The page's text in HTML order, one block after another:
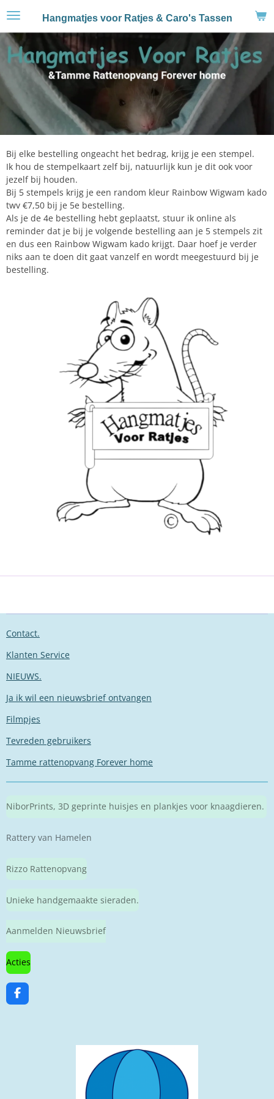
Ga
naar
hoofdinhoud
Hangmatjes voor Ratjes & Caro's Tassen
Bij elke bestelling ongeacht het bedrag, krijg je een stempel.
Ik hou de stempelkaart zelf bij, natuurlijk kun je dit ook voor
jezelf bij houden.
Bij 5 stempels krijg je een random kleur Rainbow Wigwam kado
twv €7,50 bij je 5e bestelling.
Als je de 4e bestelling hebt geplaatst, stuur ik online als
reminder dat je bij je volgende bestelling aan je 5 stempels zit
en dus een Rainbow Wigwam kado krijgt. Daar hoef je verder
niks aan te doen dit gaat vanzelf en wordt meegestuurd bij je
bestelling.
Contact.
Klanten Service
NIEUWS.
Ja ik wil een nieuwsbrief ontvangen
Filmpjes
Tevreden gebruikers
Tamme rattenopvang Forever home
NiborPrints, 3D geprinte huisjes en plankjes voor knaagdieren.
Rattery van Hamelen
Rizzo Rattenopvang
Unieke handgemaakte sieraden.
Aanmelden Nieuwsbrief
Acties
F
a